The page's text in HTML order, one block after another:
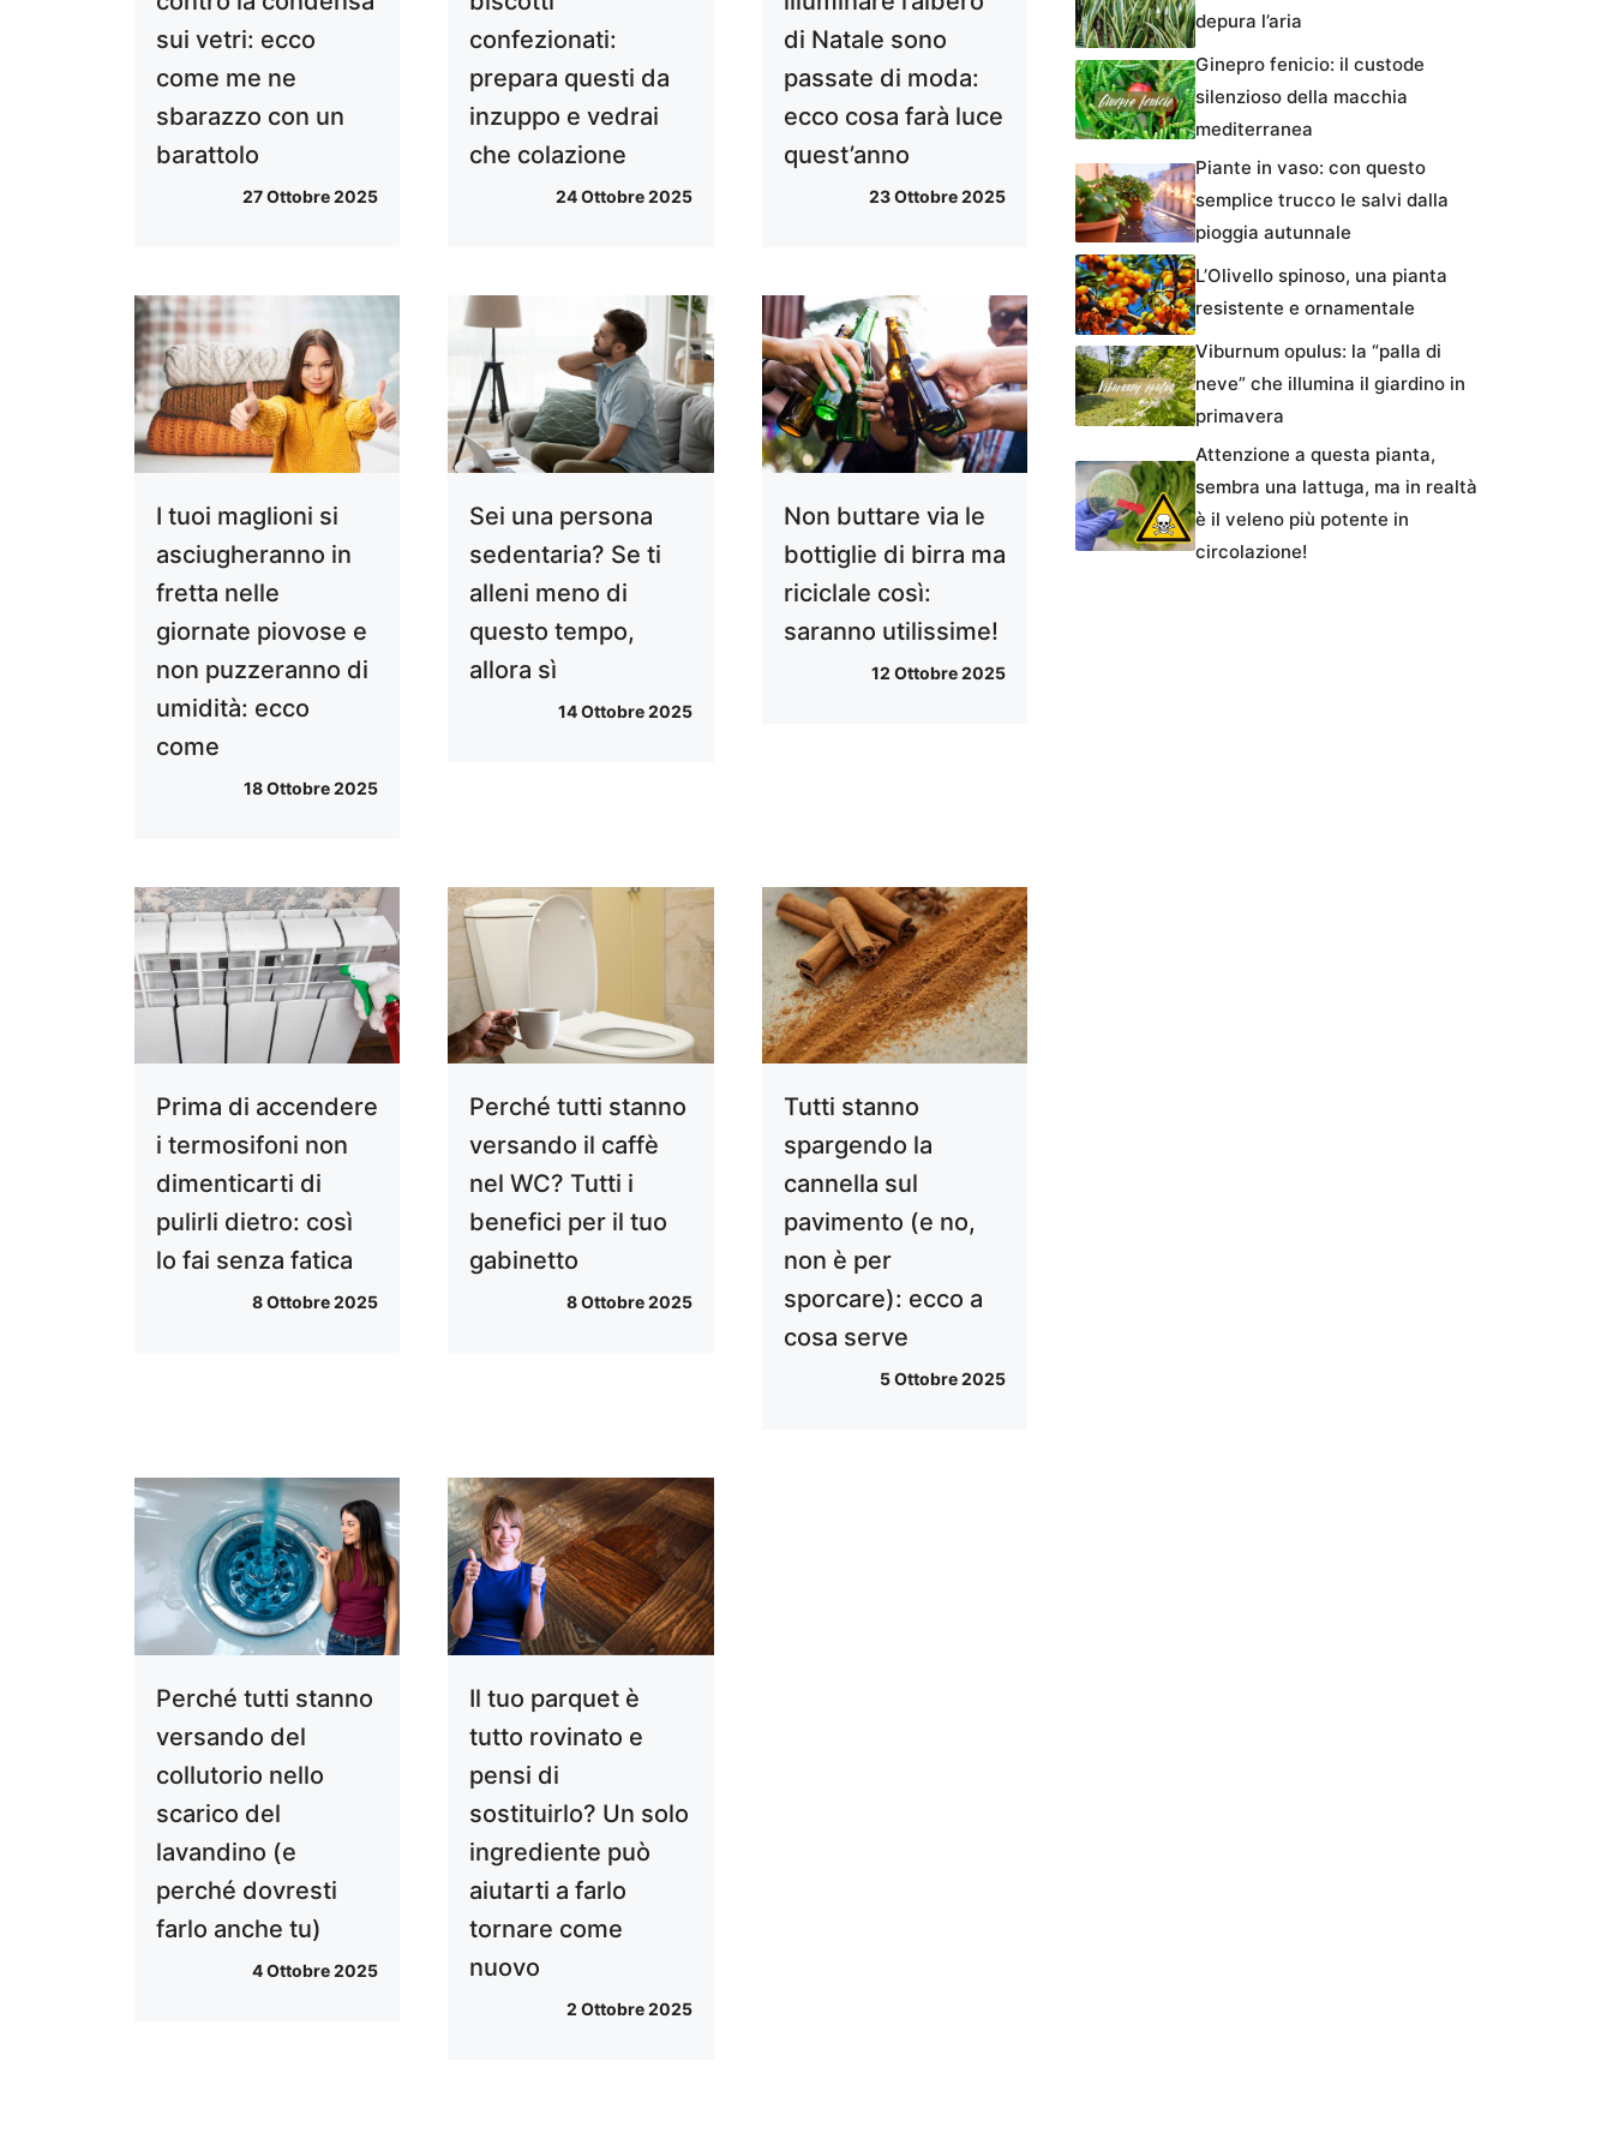
sui vetri: ecco
come me ne
sbarazzo con un
barattolo
27 Ottobre 2025
confezionati:
prepara questi da
inzuppo e vedrai
che colazione
24 Ottobre 2025
di Natale sono
passate di moda:
ecco cosa farà luce
quest’anno
23 Ottobre 2025
I tuoi maglioni si
asciugheranno in
fretta nelle
giornate piovose e
non puzzeranno di
umidità: ecco
come
18 Ottobre 2025
Sei una persona
sedentaria? Se ti
alleni meno di
questo tempo,
allora sì
14 Ottobre 2025
Non buttare via le
bottiglie di birra ma
riciclale così:
saranno utilissime!
12 Ottobre 2025
Prima di accendere
i termosifoni non
dimenticarti di
pulirli dietro: così
lo fai senza fatica
8 Ottobre 2025
Perché tutti stanno
versando il caffè
nel WC? Tutti i
benefici per il tuo
gabinetto
8 Ottobre 2025
Tutti stanno
spargendo la
cannella sul
pavimento (e no,
non è per
sporcare): ecco a
cosa serve
5 Ottobre 2025
Perché tutti stanno
versando del
collutorio nello
scarico del
lavandino (e
perché dovresti
farlo anche tu)
4 Ottobre 2025
Il tuo parquet è
tutto rovinato e
pensi di
sostituirlo? Un solo
ingrediente può
aiutarti a farlo
tornare come
nuovo
2 Ottobre 2025
depura l’aria
Ginepro fenicio: il custode
silenzioso della macchia
mediterranea
Piante in vaso: con questo
semplice trucco le salvi dalla
pioggia autunnale
L’Olivello spinoso, una pianta
resistente e ornamentale
Viburnum opulus: la “palla di
neve” che illumina il giardino in
primavera
Attenzione a questa pianta,
sembra una lattuga, ma in realtà
è il veleno più potente in
circolazione!